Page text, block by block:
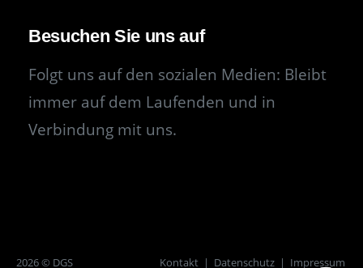
Besuchen Sie uns auf
Folgt uns auf den sozialen Medien: Bleibt
immer auf dem Laufenden und in
Verbindung mit uns.
2026 © DGS Kontakt | Datenschutz | Impressum